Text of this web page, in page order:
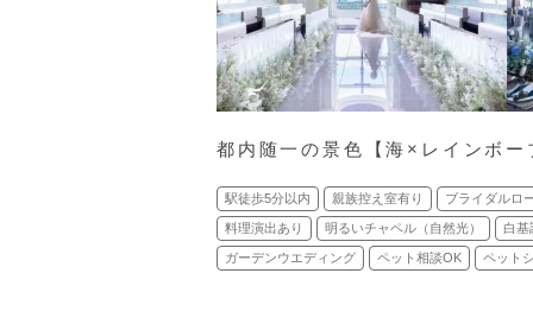
都内随一の景色【海×レインボ
駅徒歩5分以内 親族控え室有り ブライダルロ
料理演出あり 明るいチャペル（自然光） 白基
ガーデンウエディング ペット相談OK ペット